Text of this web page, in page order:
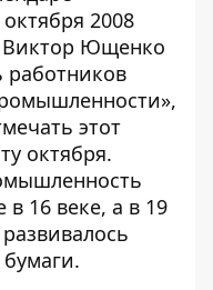
2008
Виктор Ющенко
работников
этот
октября.
16 веке, а в 19